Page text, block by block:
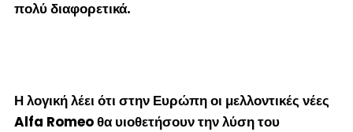
πολύ διαφορετικά.
Η λογική λέει ότι στην Ευρώπη οι μελλοντικές νέες
Alfa Romeo θα υιοθετήσουν την λύση του